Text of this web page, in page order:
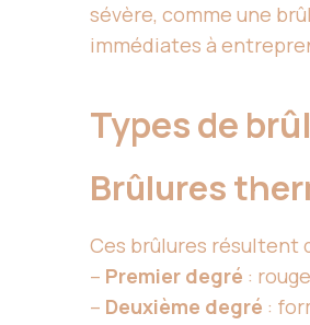
sévère, comme une
immédiates à
Types de
Brûlures
Ces brûlures résultent
– Premier degré :
– Deuxième degré :